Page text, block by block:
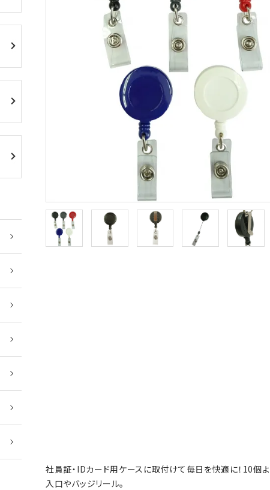
社員証・IDカード用ケースに取付けて毎日を快適に！10個よ
入口やバッジリール。